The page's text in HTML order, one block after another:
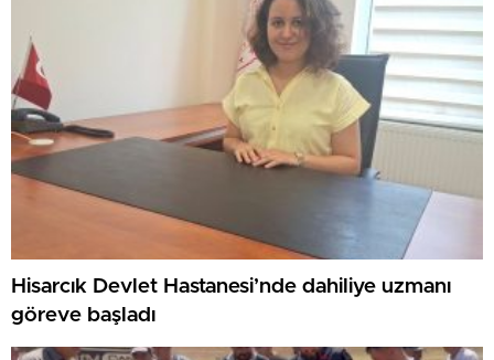
Hisarcık Devlet Hastanesi’nde dahiliye uzmanı
göreve başladı